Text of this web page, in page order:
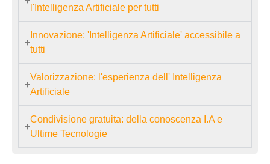
l'Intelligenza Artificiale per tutti
Innovazione: 'Intelligenza Artificiale' accessibile a
tutti
Valorizzazione: l'esperienza dell' Intelligenza
Artificiale
Condivisione gratuita: della conoscenza I.A e
Ultime Tecnologie